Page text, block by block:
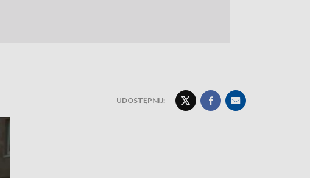
UDOSTĘPNIJ: